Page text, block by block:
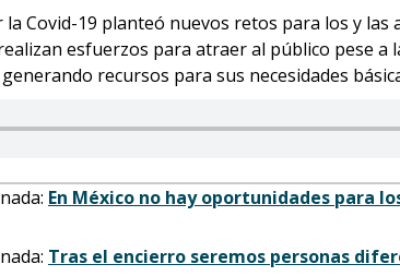
Covid-19 planteó nuevos retos para los y las
esfuerzos para atraer al público pese a
recursos para sus necesidades
En México no hay oportunidades para
Tras el encierro seremos personas